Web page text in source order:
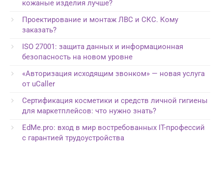
кожаные изделия лучше?
Проектирование и монтаж ЛВС и СКС. Кому
заказать?
ISO 27001: защита данных и информационная
безопасность на новом уровне
«Авторизация исходящим звонком» — новая услуга
от uCaller
Сертификация косметики и средств личной гигиены
для маркетплейсов: что нужно знать?
EdMe.pro: вход в мир востребованных IT-профессий
с гарантией трудоустройства